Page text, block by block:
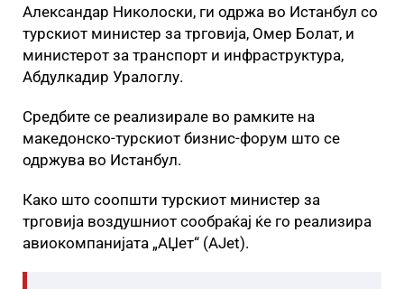
Александар Николоски, ги одржа во Истанбул со
турскиот министер за трговија, Омер Болат, и
министерот за транспорт и инфраструктура,
Абдулкадир Уралоглу.
Средбите се реализирале во рамките на
македонско-турскиот бизнис-форум што се
одржува во Истанбул.
Како што соопшти турскиот министер за
трговија воздушниот сообраќај ќе го реализира
авиокомпанијата „АЏет“ (AJet).